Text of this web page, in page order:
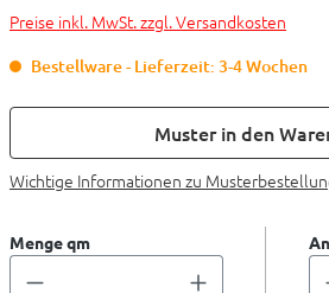
Preise inkl. MwSt. zzgl. Versandkosten
Bestellware - Lieferzeit: 3-4 Wochen
Muster in den
Wichtige Informationen zu
Menge qm